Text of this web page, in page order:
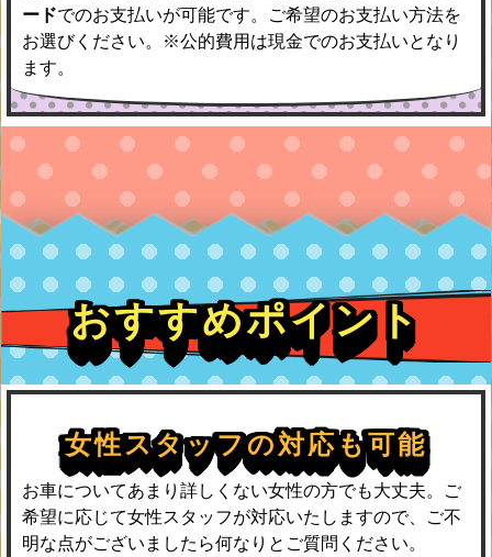
ードでのお支払いが可能です。ご希望のお支払い方法を
お選びください。※公的費用は現金でのお支払いとなり
ます。
おすすめポイント
女性スタッフの対応も可能
お車についてあまり詳しくない女性の方でも大丈夫。ご
希望に応じて女性スタッフが対応いたしますので、ご不
明な点がございましたら何なりとご質問ください。